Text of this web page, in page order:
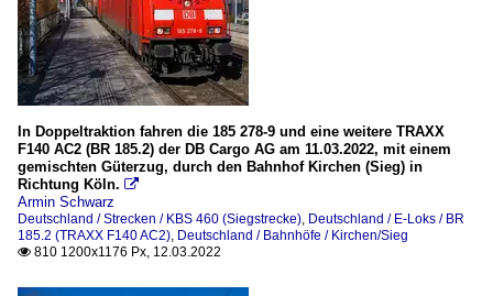
In Doppeltraktion fahren die 185 278-9 und eine weitere TRAXX
F140 AC2 (BR 185.2) der DB Cargo AG am 11.03.2022, mit einem
gemischten Güterzug, durch den Bahnhof Kirchen (Sieg) in
Richtung Köln. 
Armin Schwarz
Deutschland / Strecken / KBS 460 (Siegstrecke) Deutschland / E-Loks / BR
185.2 (TRAXX F140 AC2) Deutschland / Bahnhöfe / Kirchen/Sieg
 810 1200x1176 Px, 12.03.2022